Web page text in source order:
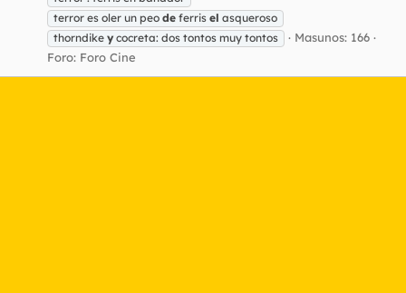
terror es oler un peo de ferris el asqueroso
thorndike y cocreta: dos tontos muy tontos
Masunos: 166
Foro: Foro Cine